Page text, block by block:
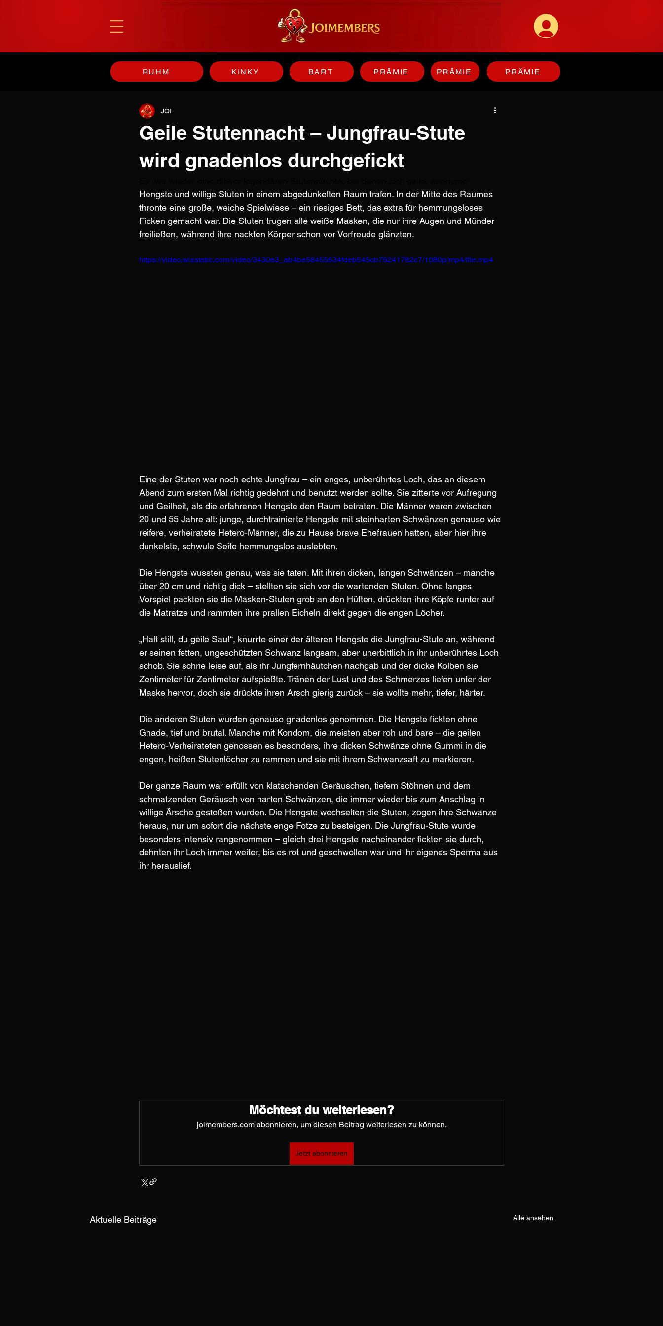
RUHM KINKY BART PRÄMIE PRÄMIE PRÄMIE
Geile Stutennacht – Jungfrau-Stute
wird gnadenlos durchgefickt
JOI
Hengste und willige Stuten in einem abgedunkelten Raum trafen. In der Mitte des Raumes
thronte eine große, weiche Spielwiese – ein riesiges Bett, das extra für hemmungsloses
Ficken gemacht war. Die Stuten trugen alle weiße Masken, die nur ihre Augen und Münder
freiließen, während ihre nackten Körper schon vor Vorfreude glänzten.
https://video.wixstatic.com/video/3430e3_ab4be58455634fdeb545cb76241782c7/1080p/mp4/file.mp4
Eine der Stuten war noch echte Jungfrau – ein enges, unberührtes Loch, das an diesem
Abend zum ersten Mal richtig gedehnt und benutzt werden sollte. Sie zitterte vor Aufregung
und Geilheit, als die erfahrenen Hengste den Raum betraten. Die Männer waren zwischen
20 und 55 Jahre alt: junge, durchtrainierte Hengste mit steinharten Schwänzen genauso wie
reifere, verheiratete Hetero-Männer, die zu Hause brave Ehefrauen hatten, aber hier ihre
dunkelste, schwule Seite hemmungslos auslebten.
Die Hengste wussten genau, was sie taten. Mit ihren dicken, langen Schwänzen – manche
über 20 cm und richtig dick – stellten sie sich vor die wartenden Stuten. Ohne langes
Vorspiel packten sie die Masken-Stuten grob an den Hüften, drückten ihre Köpfe runter auf
die Matratze und rammten ihre prallen Eicheln direkt gegen die engen Löcher.
„Halt still, du geile Sau!“, knurrte einer der älteren Hengste die Jungfrau-Stute an, während
er seinen fetten, ungeschützten Schwanz langsam, aber unerbittlich in ihr unberührtes Loch
schob. Sie schrie leise auf, als ihr Jungfernhäutchen nachgab und der dicke Kolben sie
Zentimeter für Zentimeter aufspießte. Tränen der Lust und des Schmerzes liefen unter der
Maske hervor, doch sie drückte ihren Arsch gierig zurück – sie wollte mehr, tiefer, härter.
Die anderen Stuten wurden genauso gnadenlos genommen. Die Hengste fickten ohne
Gnade, tief und brutal. Manche mit Kondom, die meisten aber roh und bare – die geilen
Hetero-Verheirateten genossen es besonders, ihre dicken Schwänze ohne Gummi in die
engen, heißen Stutenlöcher zu rammen und sie mit ihrem Schwanzsaft zu markieren.
Der ganze Raum war erfüllt von klatschenden Geräuschen, tiefem Stöhnen und dem
schmatzenden Geräusch von harten Schwänzen, die immer wieder bis zum Anschlag in
willige Ärsche gestoßen wurden. Die Hengste wechselten die Stuten, zogen ihre Schwänze
heraus, nur um sofort die nächste enge Fotze zu besteigen. Die Jungfrau-Stute wurde
besonders intensiv rangenommen – gleich drei Hengste nacheinander fickten sie durch,
dehnten ihr Loch immer weiter, bis es rot und geschwollen war und ihr eigenes Sperma aus
ihr herauslief.
Möchtest du weiterlesen?
joimembers.com abonnieren, um diesen Beitrag weiterlesen zu können.
Jetzt abonnieren
Aktuelle Beiträge Alle ansehen